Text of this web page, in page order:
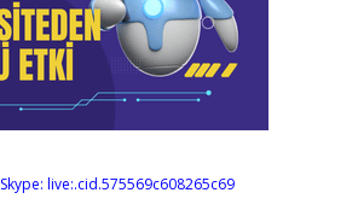
Skype: live:.cid.575569c608265c69